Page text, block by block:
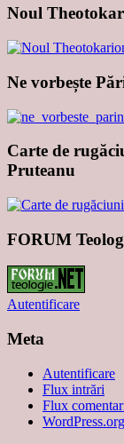
Noul
Ne vorbește
Carte de
Pruteanu
FORUM
Autentificare
Meta
Autentificare
Flux intrări
Flux
WordPress.org